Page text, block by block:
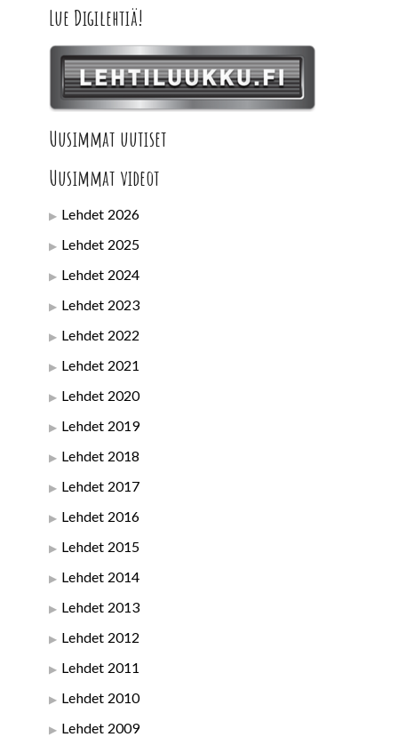
Lue Digilehtiä!
Uusimmat uutiset
Uusimmat videot
Lehdet 2026
Lehdet 2025
Lehdet 2024
Lehdet 2023
Lehdet 2022
Lehdet 2021
Lehdet 2020
Lehdet 2019
Lehdet 2018
Lehdet 2017
Lehdet 2016
Lehdet 2015
Lehdet 2014
Lehdet 2013
Lehdet 2012
Lehdet 2011
Lehdet 2010
Lehdet 2009